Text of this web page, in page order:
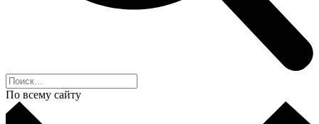
По всему сайту